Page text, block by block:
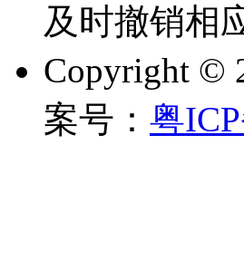
及时撤销相
Copyright ©
案号： 粤